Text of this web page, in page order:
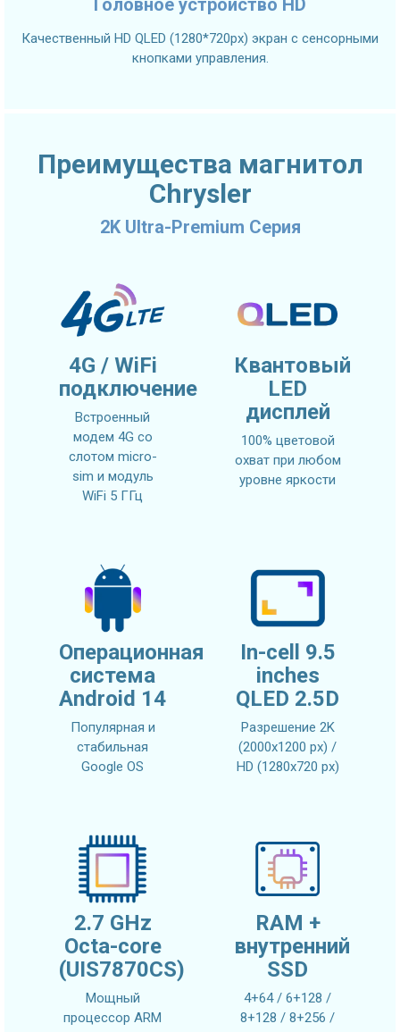
Головное устройство HD
Качественный HD QLED (1280*720px) экран с сенсорными
кнопками управления.
Преимущества магнитол
Chrysler
2K Ultra-Premium Серия
4G / WiFi
подключение
Встроенный
модем 4G со
слотом micro-
sim и модуль
WiFi 5 ГГц
Квантовый
LED
дисплей
100% цветовой
охват при любом
уровне яркости
Операционная
система
Android 14
Популярная и
стабильная
Google OS
In-cell 9.5
inches
QLED 2.5D
Разрешение 2K
(2000x1200 px) /
HD (1280x720 px)
2.7 GHz
Octa-core
(UIS7870CS)
Мощный
процессор ARM
RAM +
внутренний
SSD
4+64 / 6+128 /
8+128 / 8+256 /